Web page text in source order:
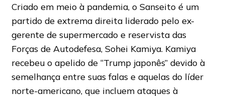
Criado em meio à pandemia, o Sanseito é um
partido de extrema direita liderado pelo ex-
gerente de supermercado e reservista das
Forças de Autodefesa, Sohei Kamiya. Kamiya
recebeu o apelido de “Trump japonês” devido à
semelhança entre suas falas e aquelas do líder
norte-americano, que incluem ataques à